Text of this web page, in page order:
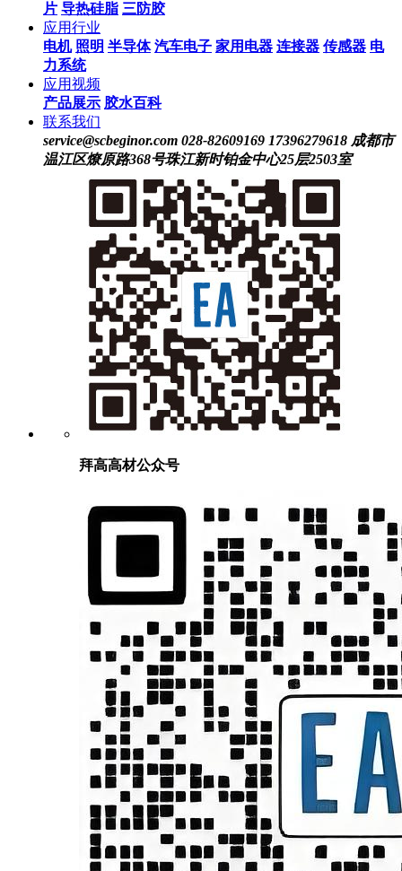
片 导热硅脂 三防胶
应用行业
电机 照明 半导体 汽车电子 家用电器 连接器 传感器 电
力系统
应用视频
产品展示 胶水百科
联系我们
service@scbeginor.com 028-82609169 17396279618 成都市
温江区燎原路368号珠江新时铂金中心25层2503室
拜高高材公众号